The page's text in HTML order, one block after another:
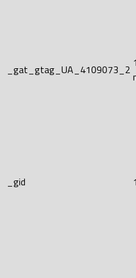
_gat_gtag_UA_4109073_2 1
_gid